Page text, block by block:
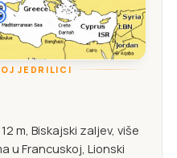
JEDRILICI
m, Biskajski zaljev, više
u Francuskoj, Lionski